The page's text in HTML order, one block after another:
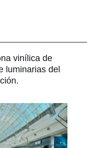
vinílica de
luminarias del